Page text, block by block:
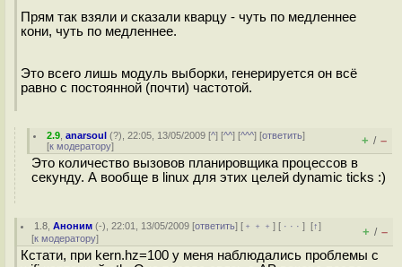
Прям так взяли и сказали кварцу - чуть по медленнее
кони, чуть по медленнее.
Это всего лишь модуль выборки, генерируется он всё
равно с постоянной (почти) частотой.
2.9 ,anarsoul (?), 22:05, 13/05/2009 [^] [^^] [^^^] [ответить]
[к модератору] + / –
Это количество вызовов планировщика процессов в
секунду. А вообще в linux для этих целей dynamic ticks :)
1.8 ,Аноним (-), 22:01, 13/05/2009 [ответить] [ ﹢﹢﹢] [ · · ·][↑]
[к модератору] + / –
Кстати, при kern.hz=100 у меня наблюдались проблемы с